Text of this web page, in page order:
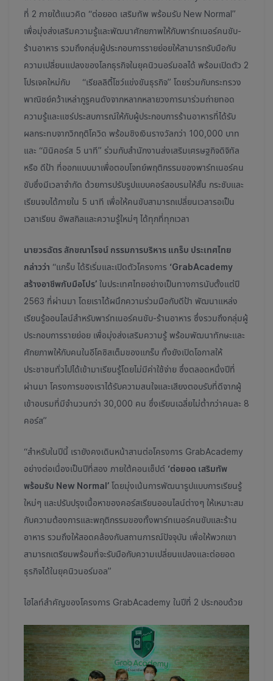
ที่ 2 ภายใต้แนวคิด “ต่อยอด เสริมทัพ พร้อมรับ New Normal”
เพื่อมุ่งส่งเสริมความรู้และพัฒนาศักยภาพให้กับพาร์ทเนอร์คนขับ-
ร้านอาหาร รวมถึงกลุ่มผู้ประกอบการรายย่อยให้สามารถรับมือกับ
ความเปลี่ยนแปลงของโลกธุรกิจในยุคนิวนอร์มอลได้ พร้อมเปิดตัว 2
โปรเจคใหม่กับ “เรียลลิตี้โชว์แข่งขันธุรกิจ” โดยร่วมกับกระทรวง
พาณิชย์คว้าเหล่ากูรูคนดังจากหลากหลายวงการมาร่วมถ่ายทอด
ความรู้และแชร์ประสบการณ์ให้กับผู้ประกอบการร้านอาหารที่ได้รับ
ผลกระทบจากวิกฤติโควิด พร้อมชิงเงินรางวัลกว่า 100,000 บาท
และ “มินิคอร์ส 5 นาที” ร่วมกับสำนักงานส่งเสริมเศรษฐกิจดิจิทัล
หรือ ดีป้า ที่ออกแบบมาเพื่อตอบโจทย์พฤติกรรมของพาร์ทเนอร์คน
ขับซึ่งมีเวลาจำกัด ด้วยการปรับรูปแบบคอร์สอบรมให้สั้น กระชับและ
เรียนจบได้ภายใน 5 นาที เพื่อให้คนขับสามารถเปลี่ยนเวลารอเป็น
เวลาเรียน อัพสกิลและความรู้ใหม่ๆ ได้ทุกที่ทุกเวลา
นายวรฉัตร ลักขณาโรจน์ กรรมการบริหาร แกร็บ ประเทศไทย
กล่าวว่า “แกร็บ ได้ริเริ่มและเปิดตัวโครงการ ‘GrabAcademy
สร้างอาชีพกับมือโปร’ ในประเทศไทยอย่างเป็นทางการนับตั้งแต่ปี
2563 ที่ผ่านมา โดยเราได้ผนึกความร่วมมือกับดีป้า พัฒนาแหล่ง
เรียนรู้ออนไลน์สำหรับพาร์ทเนอร์คนขับ-ร้านอาหาร ซึ่งรวมถึงกลุ่มผู้
ประกอบการรายย่อย เพื่อมุ่งส่งเสริมความรู้ พร้อมพัฒนาทักษะและ
ศักยภาพให้กับคนในอีโคซิสเต็มของแกร็บ ทั้งยังเปิดโอกาสให้
ประชาชนทั่วไปได้เข้ามาเรียนรู้โดยไม่มีค่าใช้จ่าย ซึ่งตลอดหนึ่งปีที่
ผ่านมา โครงการของเราได้รับความสนใจและเสียงตอบรับที่ดีจากผู้
เข้าอบรมที่มีจำนวนกว่า 30,000 คน ซึ่งเรียนเฉลี่ยไม่ต่ำกว่าคนละ 8
คอร์ส”
“สำหรับในปีนี้ เรายังคงเดินหน้าสานต่อโครงการ GrabAcademy
อย่างต่อเนื่องเป็นปีที่สอง ภายใต้คอนเซ็ปต์ ‘ต่อยอด เสริมทัพ
พร้อมรับ New Normal’ โดยมุ่งเน้นการพัฒนารูปแบบการเรียนรู้
ใหม่ๆ และปรับปรุงเนื้อหาของคอร์สเรียนออนไลน์ต่างๆ ให้เหมาะสม
กับความต้องการและพฤติกรรมของทั้งพาร์ทเนอร์คนขับและร้าน
อาหาร รวมถึงให้สอดคล้องกับสถานการณ์ปัจจุบัน เพื่อให้พวกเขา
สามารถเตรียมพร้อมที่จะรับมือกับความเปลี่ยนแปลงและต่อยอด
ธุรกิจได้ในยุคนิวนอร์มอล”
ไฮไลท์สำคัญของโครงการ GrabAcademy ในปีที่ 2 ประกอบด้วย